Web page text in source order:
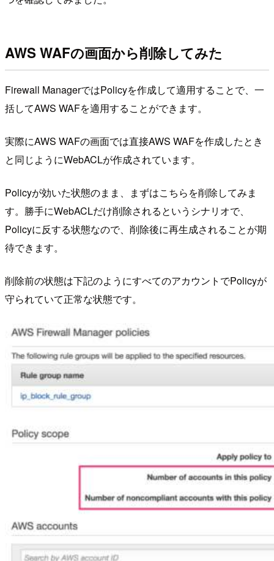
AWS WAFの画面から削除してみた
Firewall ManagerではPolicyを作成して適用することで、一
括してAWS WAFを適用することができます。
実際にAWS WAFの画面では直接AWS WAFを作成したとき
と同じようにWebACLが作成されています。
Policyが効いた状態のまま、まずはこちらを削除してみま
す。勝手にWebACLだけ削除されるというシナリオで、
Policyに反する状態なので、削除後に再生成されることが期
待できます。
削除前の状態は下記のようにすべてのアカウントでPolicyが
守られていて正常な状態です。